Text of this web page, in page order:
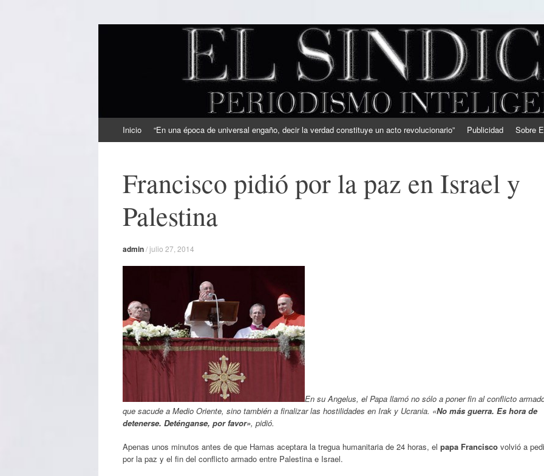
EL SINDICAL
Periodismo Inteligente
al
Inicio “En una época de universal engaño, decir la verdad constituye un acto revolucionario” Publicidad Sobre
Francisco pidió por la paz en Israel y
Palestina
admin/julio 27, 2014
En su Angelus, el Papa llamó no sólo a poner fin al conflicto
que sacude a Medio Oriente, sino también a finalizar las hostilidades en Irak y Ucrania. «No más guerra. Es hora de
detenerse. Deténganse, por favor», pidió.
Apenas unos minutos antes de que Hamas aceptara la tregua humanitaria de 24 horas, el papa Francisco volvió a
por la paz y el fin del conflicto armado entre Palestina e Israel.